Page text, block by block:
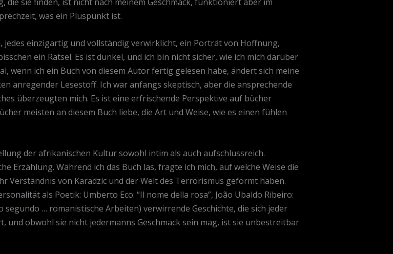
sie finden, ist nicht nach meinem Geschmack, funktioniert aber im
was ein Pluspunkt ist.
jedes einzigartig und vollständig verwirklicht, ein Porträt von Hoffnung,
ein Rätsel. Es ist dunkel, und ich bin nicht sicher, wie ich mich darüber
wenn ich ein Buch von diesem Autor fertig gelesen habe, ändert sich meine
anregender Lesestoff. Ich war anfangs skeptisch, aber die ansprechende
überzeugten mich. Es ist eine erfrischende Perspektive auf bücher
meisten an diesem Buch liebe, die Art und Weise, wie es einen fühlen
der afrikanischen Kultur sowohl intim als auch aufschlussreich.
Erzählung. Während ich das Buch las, fragte ich mich, auf welche Weise die
Verständnis von Karadzic und der Welt des Terrorismus geformt haben.
als Poetik: Umberto Eco: “Il nome della rosa”, João Ubaldo Ribeiro:
segundo … romanistische Arbeiten) verwirrende Geschichte, die sich jeder
und obwohl sie nicht jedermanns Geschmack sein mag, ist sie unbestreitbar